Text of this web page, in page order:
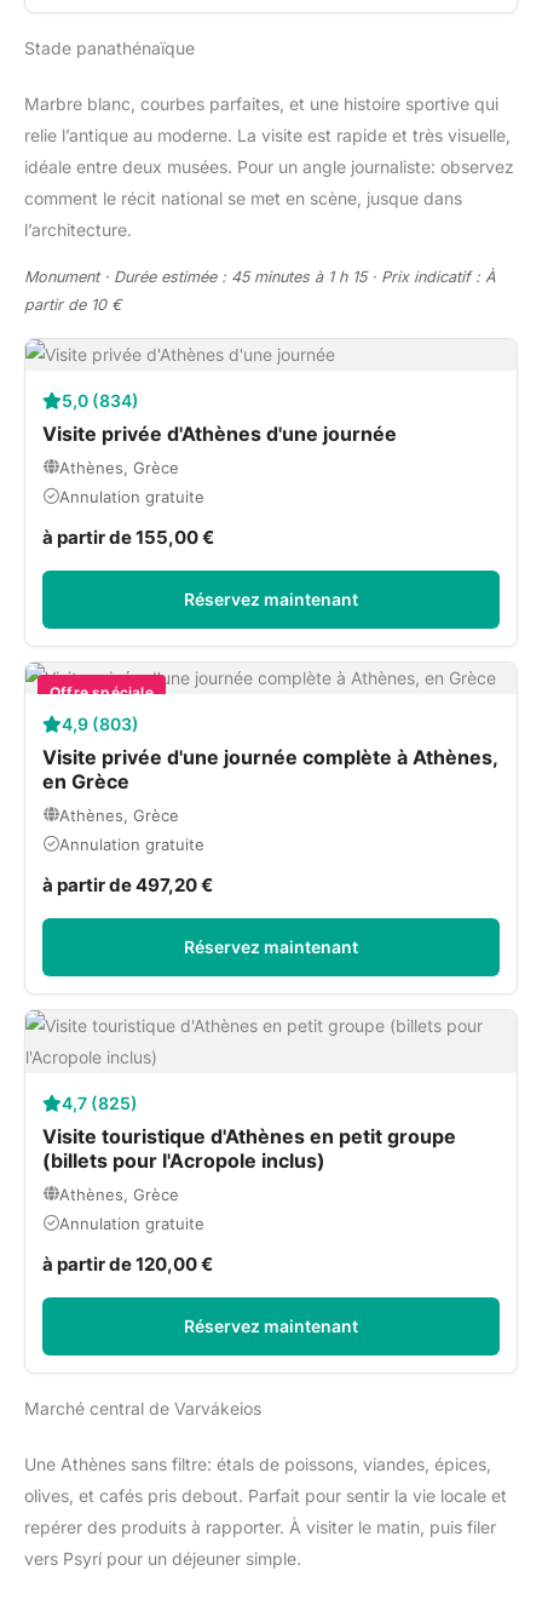
Stade panathénaïque
Marbre blanc, courbes parfaites, et une histoire sportive qui
relie l’antique au moderne. La visite est rapide et très visuelle,
idéale entre deux musées. Pour un angle journaliste: observez
comment le récit national se met en scène, jusque dans
l’architecture.
Monument · Durée estimée : 45 minutes à 1 h 15 · Prix indicatif : À
partir de 10 €
5,0 (834)
Visite privée d'Athènes d'une journée
Athènes, Grèce
Annulation gratuite
à partir de 155,00 €
Réservez maintenant
Offre spéciale
4,9 (803)
Visite privée d'une journée complète à Athènes,
en Grèce
Athènes, Grèce
Annulation gratuite
à partir de 497,20 €
Réservez maintenant
4,7 (825)
Visite touristique d'Athènes en petit groupe
(billets pour l'Acropole inclus)
Athènes, Grèce
Annulation gratuite
à partir de 120,00 €
Réservez maintenant
Marché central de Varvákeios
Une Athènes sans filtre: étals de poissons, viandes, épices,
olives, et cafés pris debout. Parfait pour sentir la vie locale et
repérer des produits à rapporter. À visiter le matin, puis filer
vers Psyrí pour un déjeuner simple.